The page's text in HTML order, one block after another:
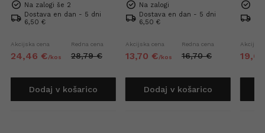
Na zalogi še 2
Dostava en dan - 5 dni
6,50 €
Akcijska cena
24,46 €/kos
Redna cena
28,79 €
Dodaj v košarico
Na zalogi
Dostava en dan - 5 dni
6,50 €
Akcijska cena
13,70 €/kos
Redna cena
16,70 €
Dodaj v košarico
Akcijska
19,67